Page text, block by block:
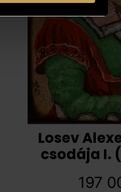
Losev
csodája I.
197